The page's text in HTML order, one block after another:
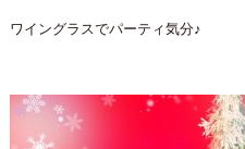
ワイングラスでパーティ気分♪